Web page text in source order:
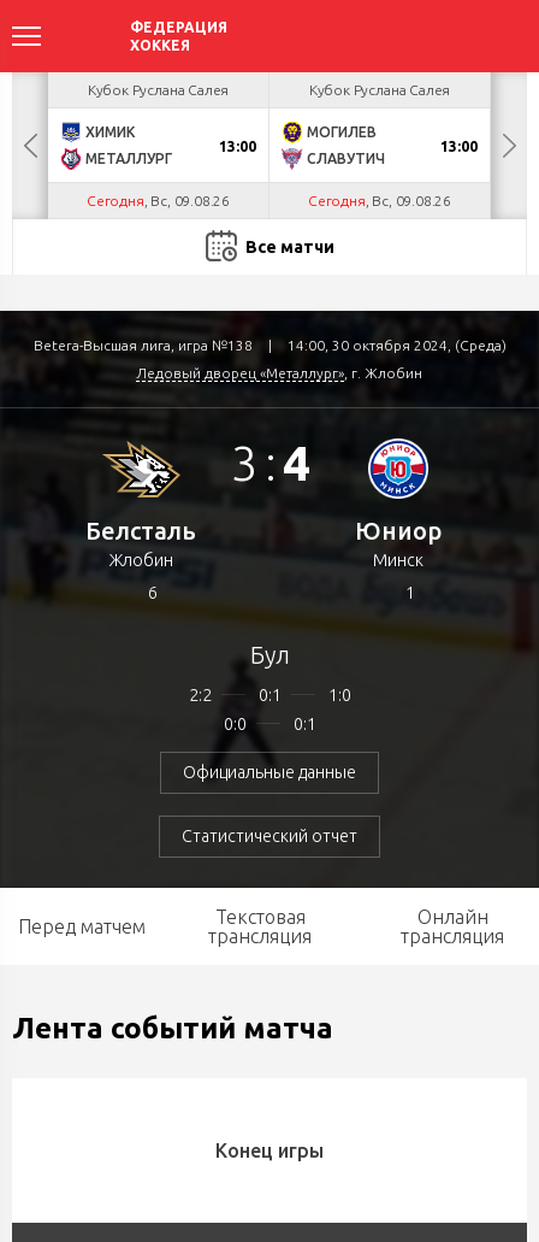
БУЛ
Кубок Руслана Салея
ХИМИК
МЕТАЛЛУРГ
13:00
Сегодня , Вс, 09.08.26
Кубок Руслана Салея
МОГИЛЕВ
СЛАВУТИЧ
13:00
Сегодня , Вс, 09.08.26
Все матчи
Betera-Высшая лига, игра №138 |
14:00, 30 октября 2024, (Среда)
Ледовый дворец «Металлург» , г. Жлобин
Белсталь
Жлобин
6
3 : 4
Бул
2:2 0:1
1:0
0:0
0:1
Официальные данные
Статистический отчет
Юниор
Минск
1
Перед матчем
Текстовая
трансляция
Онлайн
трансляция
Лента событий матча
Конец игры